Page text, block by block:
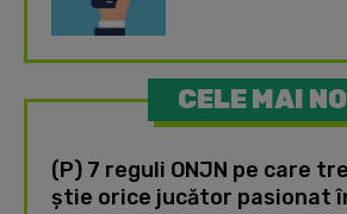
CELE MAI
(P) 7 reguli ONJN pe care
știe orice jucător pasionat